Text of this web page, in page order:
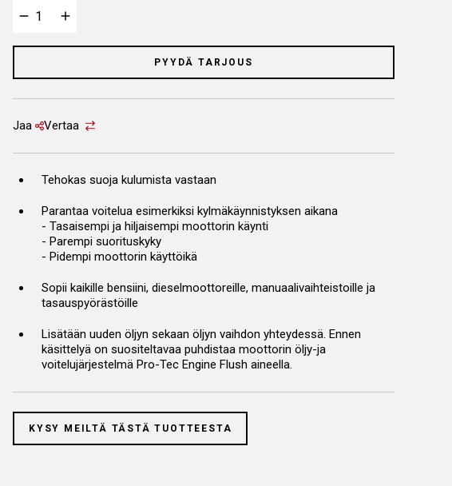
PYYDÄ TARJOUS
Jaa Vertaa
Tehokas suoja kulumista vastaan
Parantaa voitelua esimerkiksi kylmäkäynnistyksen aikana
- Tasaisempi ja hiljaisempi moottorin käynti
- Parempi suorituskyky
- Pidempi moottorin käyttöikä
Sopii kaikille bensiini, dieselmoottoreille, manuaalivaihteistoille ja
tasauspyörästöille
Lisätään uuden öljyn sekaan öljyn vaihdon yhteydessä. Ennen
käsittelyä on suositeltavaa puhdistaa moottorin öljy-ja
voitelujärjestelmä Pro-Tec Engine Flush aineella.
KYSY MEILTÄ TÄSTÄ TUOTTEESTA